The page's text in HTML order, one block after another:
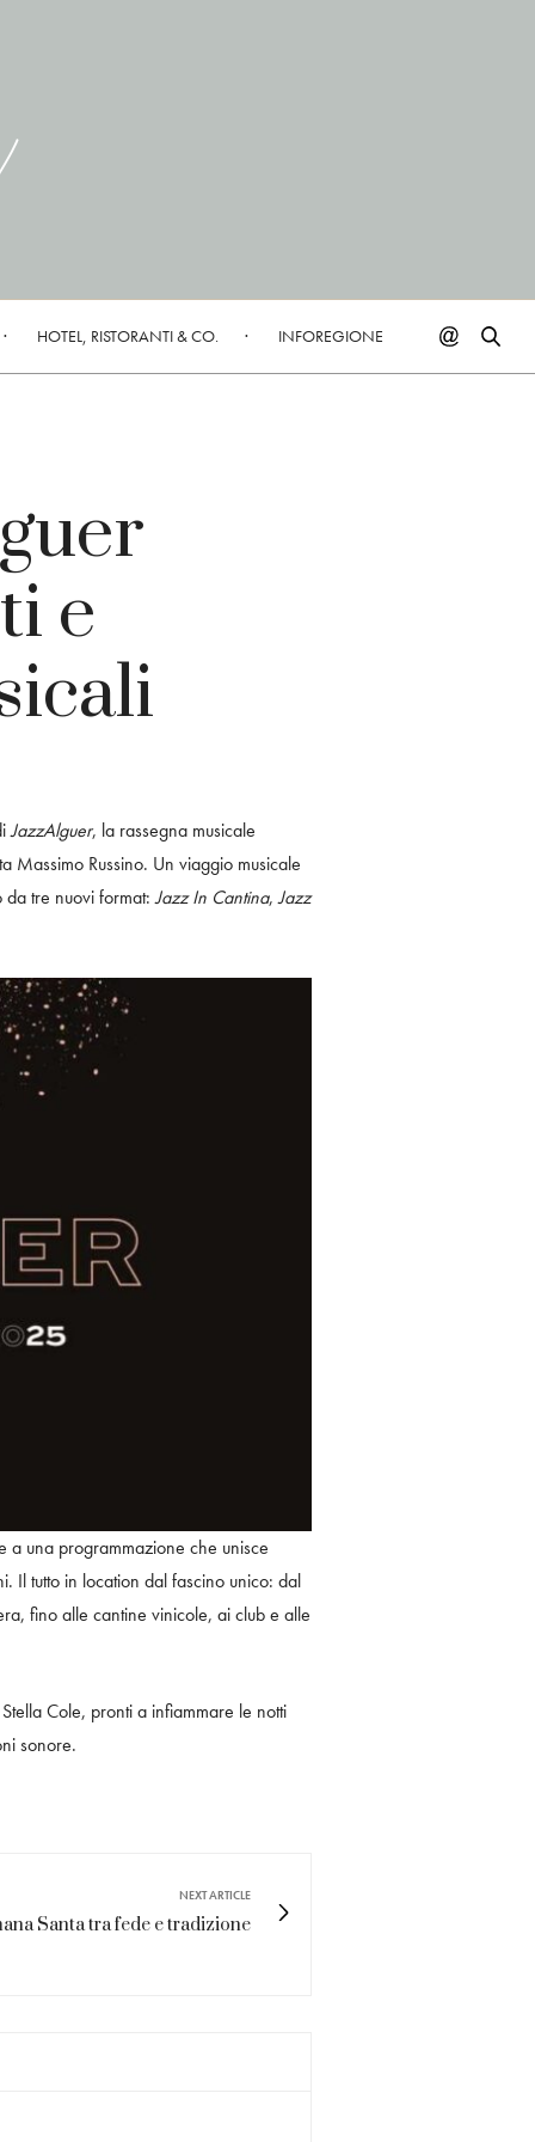
HOTEL, RISTORANTI & CO. INFOREGIONE
e
JazzAlguer, la rassegna musicale
Massimo Russino. Un viaggio musicale
da tre nuovi format:Jazz In Cantina,Jazz
a una programmazione che unisce
Il tutto in location dal fascino unico: dal
fino alle cantine vinicole, ai club e alle
Cole, pronti a infiammare le notti
sonore.
NEXT ARTICLE
Santa tra fede e tradizione